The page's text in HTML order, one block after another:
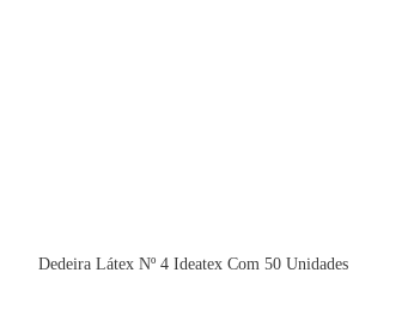
Dedeira Látex Nº 4 Ideatex Com 50 Unidades